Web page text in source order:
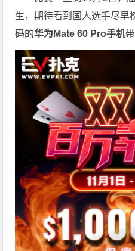
生，期待看到国人选手尽早
码的华为Mate 60 Pro手机